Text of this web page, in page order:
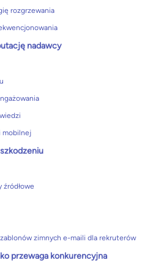
rozgrzewania
nadawcy
mobilnej
zimnych e-maili dla rekruterów
przewaga konkurencyjna